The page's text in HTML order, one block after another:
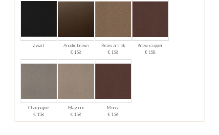
Zwart
Anodic brown
€ 158
Brons antiek
€ 158
Brown copper
€ 158
Champagne
€ 158
Magnum
€ 158
Mocca
€ 158